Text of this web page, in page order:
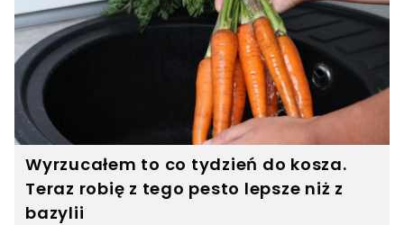
Wyrzucałem to co tydzień do kosza.
Teraz robię z tego pesto lepsze niż z
bazylii